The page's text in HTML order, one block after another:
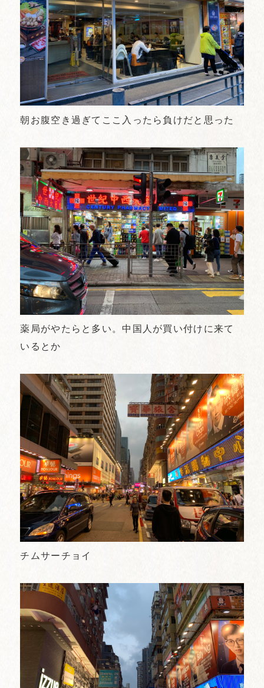
朝お腹空き過ぎてここ入ったら負けだと思った
薬局がやたらと多い。中国人が買い付けに来て
いるとか
チムサーチョイ